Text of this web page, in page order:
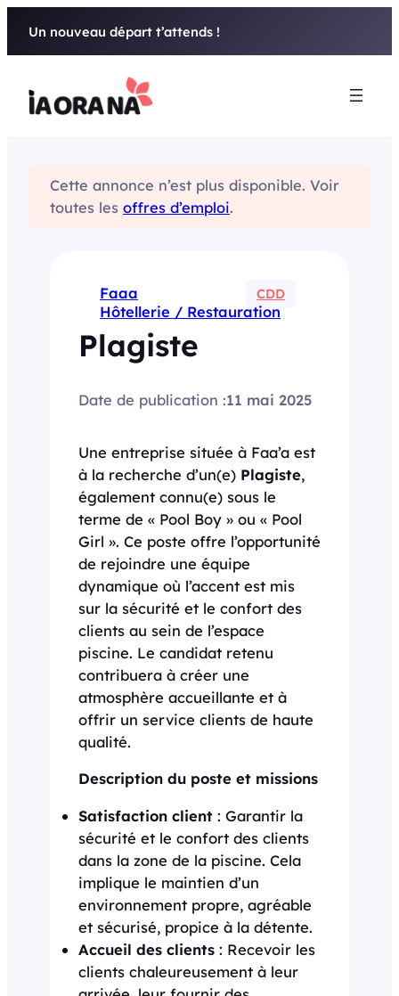
Un nouveau départ t’attends !
Cette annonce n’est plus disponible. Voir
toutes les offres d’emploi.
Faaa CDD
Hôtellerie / Restauration
Plagiste
Date de publication :11 mai 2025
Une entreprise située à Faa’a est
à la recherche d’un(e) Plagiste,
également connu(e) sous le
terme de « Pool Boy » ou « Pool
Girl ». Ce poste offre l’opportunité
de rejoindre une équipe
dynamique où l’accent est mis
sur la sécurité et le confort des
clients au sein de l’espace
piscine. Le candidat retenu
contribuera à créer une
atmosphère accueillante et à
offrir un service clients de haute
qualité.
Description du poste et missions
Satisfaction client : Garantir la
sécurité et le confort des clients
dans la zone de la piscine. Cela
implique le maintien d’un
environnement propre, agréable
et sécurisé, propice à la détente.
Accueil des clients : Recevoir les
clients chaleureusement à leur